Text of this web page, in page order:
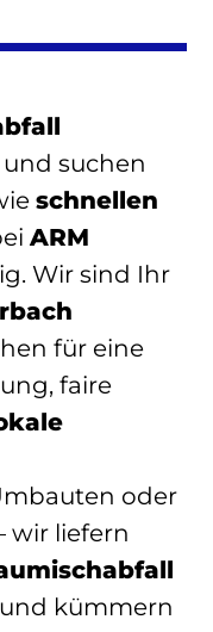
und suchen
schnellen
ARM
Wir sind Ihr
für eine
faire
oder
wir liefern
und kümmern